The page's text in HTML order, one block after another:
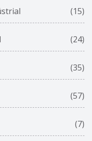
(15)
(24)
(35)
(57)
(7)